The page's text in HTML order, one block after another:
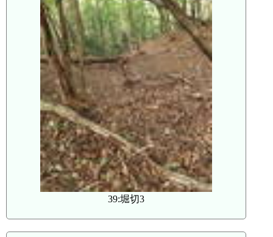
39:堀切3